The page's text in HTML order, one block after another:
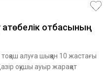
отбасының
алуға шыққан 10 жастағы
оқушы ауыр жарақат